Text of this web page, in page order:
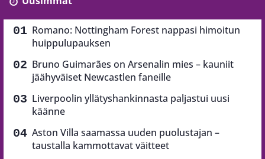
Romano: Nottingham Forest nappasi himoitun
huippulupauksen
Bruno Guimarães on Arsenalin mies – kauniit
jäähyväiset Newcastlen faneille
Liverpoolin yllätyshankinnasta paljastui uusi
käänne
Aston Villa saamassa uuden puolustajan –
taustalla kammottavat väitteet